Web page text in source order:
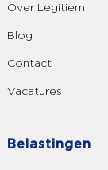
Over Legitiem
Blog
Contact
Vacatures
Belastingen